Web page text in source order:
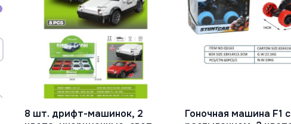
В Корзину
8 шт. дрифт-машинок, 2
В Корзину
Гоночная машина F1 с